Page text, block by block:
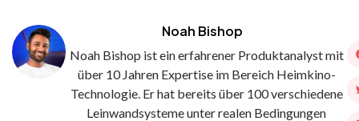
Noah Bishop
Noah Bishop ist ein erfahrener Produktanalyst mit
über 10 Jahren Expertise im Bereich Heimkino-
Technologie. Er hat bereits über 100 verschiedene
Leinwandsysteme unter realen Bedingungen